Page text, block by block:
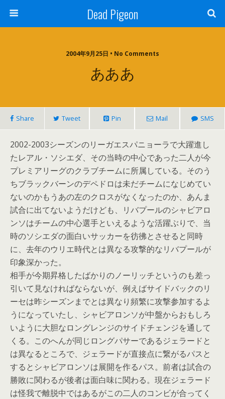
Dead Pigeon
2004年9月25日 • No Comments
あああ
Share Tweet Pin Mail SMS
2002-2003シーズンのリーガエスパニョーラで大躍進し
たレアル・ソシエダ、その当時の中心であった二人が今
プレミアリーグのクラブチームに所属している。そのう
ちブラックバーンのデペドロは未だチームになじめてい
ないのかもうあの左のクロスがなくなったのか、あんま
試合に出てないようだけども、リバプールのシャビアロ
ンソはチームの中心選手といえるような活躍ぶりで、当
時のソシエダの面白いサッカーを彷彿とさせると同時
に、去年のウリエ時代とは異なる攻撃的なリバプールが
印象深かった。
相手が今期昇格したばかりのノーリッチというのも差っ
引いて見なければならないが、例えばサイドバックのリ
ーセは昨シーズンまでとは異なり頻繁に攻撃参加するよ
うになっていたし、シャビアロンソが中盤からおもしろ
いように大胆なロングレンジのサイドチェンジを通して
くる。このへんが同じロングパサーであるジェラードと
は異なるところで、ジェラードが直接点に繋がるパスと
するとシャビアロンソは展開を作るパス。前者は試合の
勝敗に関わるが後者は面白味に関わる。現在ジェラード
は怪我で離脱中ではあるがこの二人のコンビが合ってく